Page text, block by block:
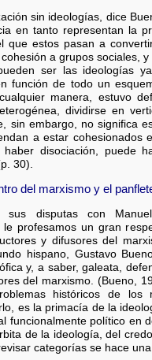
sin ideologías, dice
en tanto representan la
que estos pasan a
a grupos sociales,
ser las ideologías
función de todo un
manera, estuvo
dividirse en
sin embargo, no significa
a estar cohesionados
disociación, puede
30).
del marxismo y el
disputas con
le profesamos un gran
y difusores del
hispano, Gustavo
y, a saber, galeata,
del marxismo. (Bueno,
históricos de los
es la primacía de la
funcionalmente político en
de la ideología, del
categorías se hace